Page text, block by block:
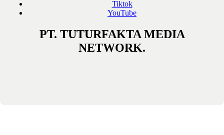
Tiktok
YouTube
PT. TUTURFAKTA MEDIA
NETWORK.